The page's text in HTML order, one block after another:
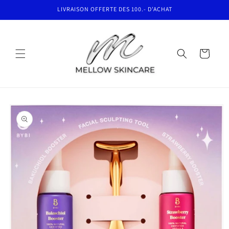
au
LIVRAISON OFFERTE DES 100.- D'ACHAT
Panier
Passer aux
informations
produits